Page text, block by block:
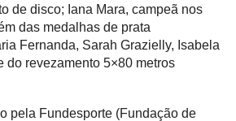
de disco; Iana Mara, campeã nos
das medalhas de prata
Fernanda, Sarah Grazielly, Isabela
do revezamento 5×80 metros
pela Fundesporte (Fundação de